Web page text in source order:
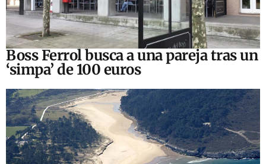
Boss Ferrol busca a una pareja tras un
‘simpa’ de 100 euros